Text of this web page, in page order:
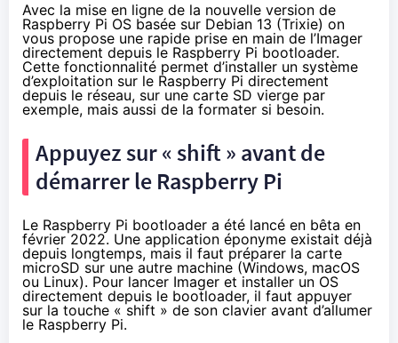
Avec la mise en ligne de la nouvelle version de
Raspberry Pi OS basée sur Debian 13 (Trixie) on
vous propose une rapide prise en main de l’Imager
directement depuis le Raspberry Pi bootloader.
Cette fonctionnalité permet d’installer un système
d’exploitation sur le Raspberry Pi directement
depuis le réseau, sur une carte SD vierge par
exemple, mais aussi de la formater si besoin.
Appuyez sur « shift » avant de
démarrer le Raspberry Pi
Le Raspberry Pi bootloader a été lancé en bêta en
février 2022. Une application éponyme existait déjà
depuis longtemps, mais il faut préparer la carte
microSD sur une autre machine (Windows, macOS
ou Linux). Pour lancer Imager et installer un OS
directement depuis le bootloader, il faut appuyer
sur la touche « shift » de son clavier avant d’allumer
le Raspberry Pi.